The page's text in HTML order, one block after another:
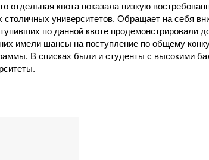
отдельная квота показала низкую
столичных университетов. Обращает на себя
по данной квоте продемонстрировали
имели шансы на поступление по общему
В списках были и студенты с высокими